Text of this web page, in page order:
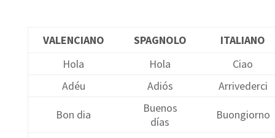
VALENCIANO SPAGNOLO
ITALIANO
Hola
Hola
Ciao
Adéu
Adiós Arrivederci
Bon dia
Buenos
días
Buongiorno